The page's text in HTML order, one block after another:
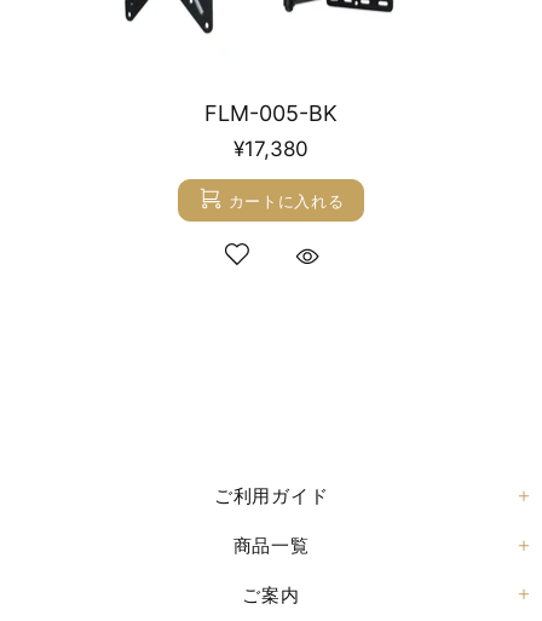
FLM-005-BK
¥17,380
カートに入れる
ご利用ガイド
商品一覧
ご案内